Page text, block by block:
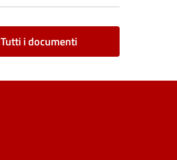
Tutti i documenti